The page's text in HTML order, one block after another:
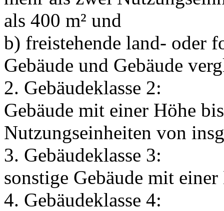
als 400 m² und
b) freistehende land- oder
Gebäude und Gebäude
2. Gebäudeklasse 2:
Gebäude mit einer Höhe
Nutzungseinheiten von
3. Gebäudeklasse 3:
sonstige Gebäude mit
4. Gebäudeklasse 4: